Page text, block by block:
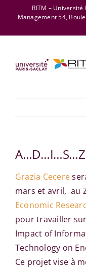
content
RITM –
Management 54,
Grazia Cecere
mars et avril, au
Economic
pour travailler
Impact of
Technology on
Ce projet vise à